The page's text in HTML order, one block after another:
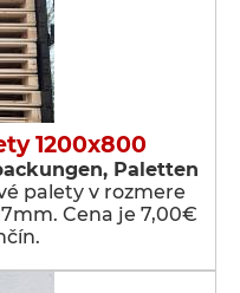
1200x800
Paletten
palety v rozmere
Cena je 7,00€